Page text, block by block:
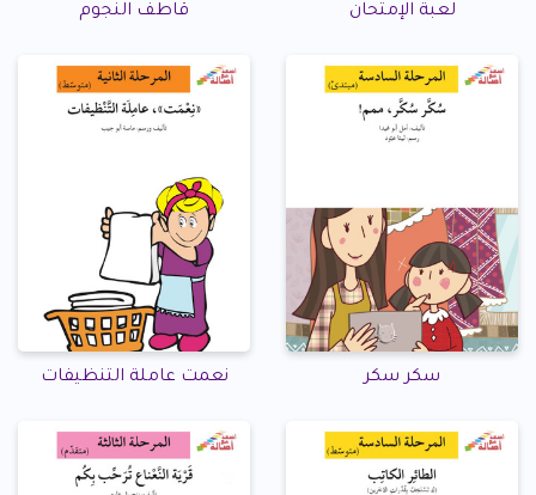
لعبة الإمتحان قاطف النجوم
سكر سكر نعمت عاملة التنظيفات